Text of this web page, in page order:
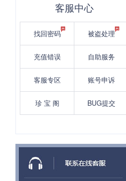
客服中心
找回密码 被盗处理
充值错误 自助服务
客服专区 账号申诉
珍 宝 阁 BUG提交